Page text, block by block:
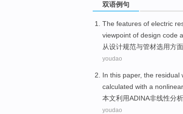
双语例句
The features of electric
viewpoint of design code
从设计规范与管材选用方面
youdao
In this paper, the residual
calculated with a nonlinear
本文利用ADINA非线性分析
youdao